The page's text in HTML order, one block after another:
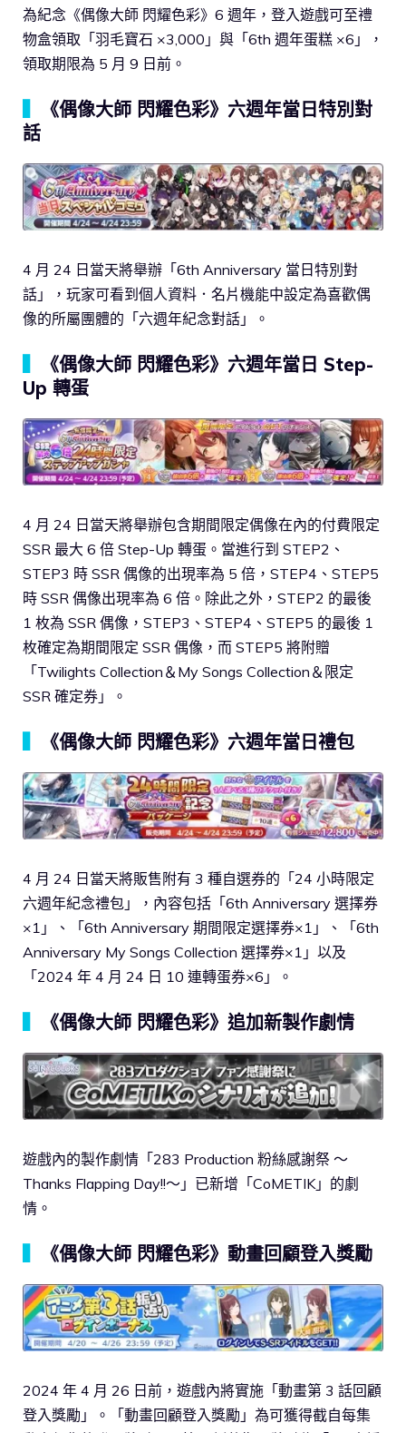
為紀念《偶像大師 閃耀色彩》6 週年，登入遊戲可至禮
物盒領取「羽毛寶石 ×3,000」與「6th 週年蛋糕 ×6」，
領取期限為 5 月 9 日前。
《偶像大師 閃耀色彩》六週年當日特別對
話
4 月 24 日當天將舉辦「6th Anniversary 當日特別對
話」，玩家可看到個人資料．名片機能中設定為喜歡偶
像的所屬團體的「六週年紀念對話」。
《偶像大師 閃耀色彩》六週年當日 Step-
Up 轉蛋
4 月 24 日當天將舉辦包含期間限定偶像在內的付費限定
SSR 最大 6 倍 Step-Up 轉蛋。當進行到 STEP2、
STEP3 時 SSR 偶像的出現率為 5 倍，STEP4、STEP5
時 SSR 偶像出現率為 6 倍。除此之外，STEP2 的最後
1 枚為 SSR 偶像，STEP3、STEP4、STEP5 的最後 1
枚確定為期間限定 SSR 偶像，而 STEP5 將附贈
「Twilights Collection＆My Songs Collection＆限定
SSR 確定券」。
《偶像大師 閃耀色彩》六週年當日禮包
4 月 24 日當天將販售附有 3 種自選券的「24 小時限定
六週年紀念禮包」，內容包括「6th Anniversary 選擇券
×1」、「6th Anniversary 期間限定選擇券×1」、「6th
Anniversary My Songs Collection 選擇券×1」以及
「2024 年 4 月 24 日 10 連轉蛋券×6」。
《偶像大師 閃耀色彩》追加新製作劇情
遊戲內的製作劇情「283 Production 粉絲感謝祭 ～
Thanks Flapping Day!!～」已新增「CoMETIK」的劇
情。
《偶像大師 閃耀色彩》動畫回顧登入獎勵
2024 年 4 月 26 日前，遊戲內將實施「動畫第 3 話回顧
登入獎勵」。「動畫回顧登入獎勵」為可獲得截自每集